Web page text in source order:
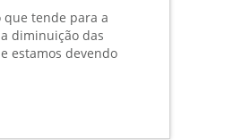
tende para a
diminuição das
estamos devendo